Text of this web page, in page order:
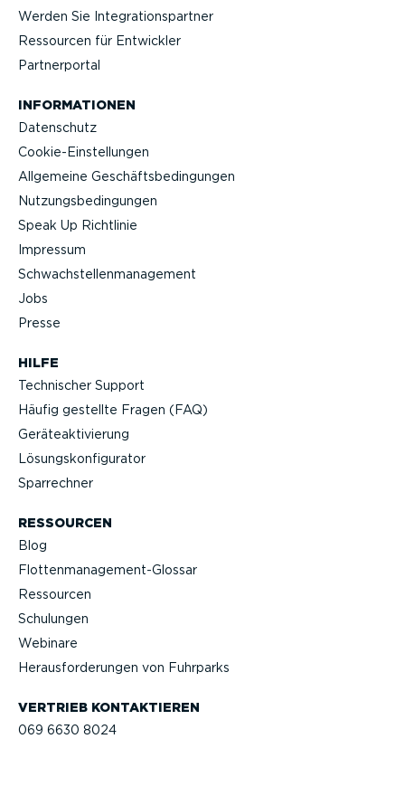
VERTRIEB KONTAK­TIEREN
069 6630 8024
HILFE
Technischer Support
Häufig gestellte Fragen (FAQ)
Geräteak­ti­vierung
Lösungs­kon­fi­gu­rator
Sparrechner
RESSOURCEN
Blog
Flotten­management-Glossar
Ressourcen
Schulungen
Webinare
Heraus­for­de­rungen von Fuhrparks
Werden Sie Integra­ti­ons­partner
Ressourcen für Entwickler
Partner­portal
INFOR­MA­TIONEN
Datenschutz
Cookie-Ein­stel­lungen
Allgemeine Geschäfts­be­din­gungen
Nutzungs­be­din­gungen
Speak Up Richtlinie
Impressum
Schwach­stel­len­ma­nagement
Jobs
Presse